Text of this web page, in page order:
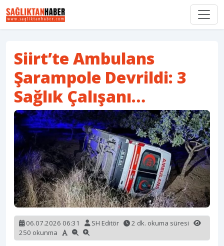
Siirt’te Ambulans
Şarampole Devrildi: 3
Sağlık Çalışanı…
06.07.2026 06:31 SH Editör
2 dk. okuma süresi
250 okunma